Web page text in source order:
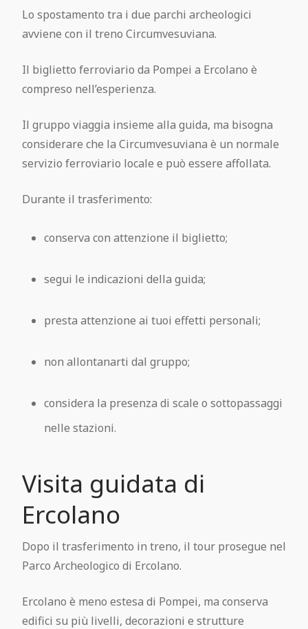
Lo spostamento tra i due parchi archeologici
avviene con il treno Circumvesuviana.
Il biglietto ferroviario da Pompei a Ercolano è
compreso nell’esperienza.
Il gruppo viaggia insieme alla guida, ma bisogna
considerare che la Circumvesuviana è un normale
servizio ferroviario locale e può essere affollata.
Durante il trasferimento:
conserva con attenzione il biglietto;
segui le indicazioni della guida;
presta attenzione ai tuoi effetti personali;
non allontanarti dal gruppo;
considera la presenza di scale o sottopassaggi
nelle stazioni.
Visita guidata di
Ercolano
Dopo il trasferimento in treno, il tour prosegue nel
Parco Archeologico di Ercolano.
Ercolano è meno estesa di Pompei, ma conserva
edifici su più livelli, decorazioni e strutture